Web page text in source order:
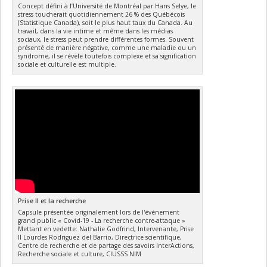
Concept défini à l’Université de Montréal par Hans Selye, le
stress toucherait quotidiennement 26 % des Québécois
(Statistique Canada), soit le plus haut taux du Canada. Au
travail, dans la vie intime et même dans les médias
sociaux, le stress peut prendre différentes formes. Souvent
présenté de manière négative, comme une maladie ou un
syndrome, il se révèle toutefois complexe et sa signification
sociale et culturelle est multiple.
Prise II et la recherche
Capsule présentée originalement lors de l'événement
grand public « Covid-19 - La recherche contre-attaque »
Mettant en vedette: Nathalie Godfrind, Intervenante, Prise
II Lourdes Rodriguez del Barrio, Directrice scientifique,
Centre de recherche et de partage des savoirs InterActions,
Recherche sociale et culture, CIUSSS NIM